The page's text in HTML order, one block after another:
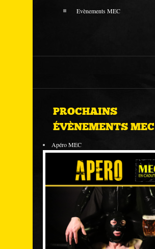
Evènements MEC
PROCHAINS
ÉVÈNEMENTS MEC
Apéro MEC